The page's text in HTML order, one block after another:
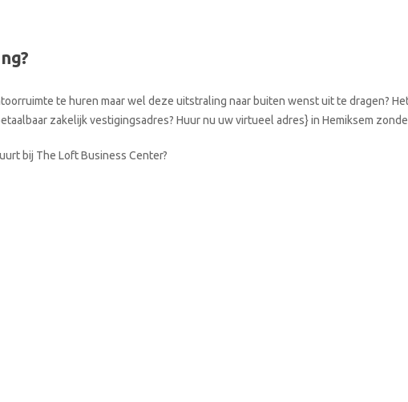
te huren maar wel deze uitstraling naar buiten wenst uit te dragen?
zakelijk vestigingsadres? Huur nu uw virtueel adres} in Hemiksem
bij The Loft Business Center?